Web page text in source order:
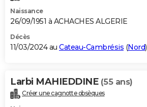
Naissance
26/09/1951 à ACHACHES ALGERIE
Décès
11/03/2024 au Cateau-Cambrésis (Nord)
Larbi MAHIEDDINE (55 ans)
Créer une cagnotte obsèques